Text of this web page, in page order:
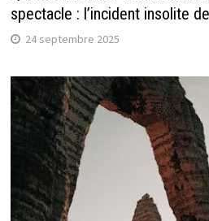
spectacle : l’incident insolite
24 septembre 2025